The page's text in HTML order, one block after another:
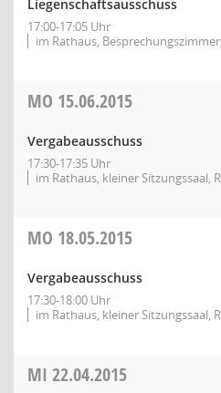
Liegenschaftsausschuss
17:00-17:05 Uhr
im Rathaus,
MO 15.06.2015
Vergabeausschuss
17:30-17:35 Uhr
im Rathaus, kleiner Sitzungssaal,
MO 18.05.2015
Vergabeausschuss
17:30-18:00 Uhr
im Rathaus, kleiner Sitzungssaal,
MI 22.04.2015